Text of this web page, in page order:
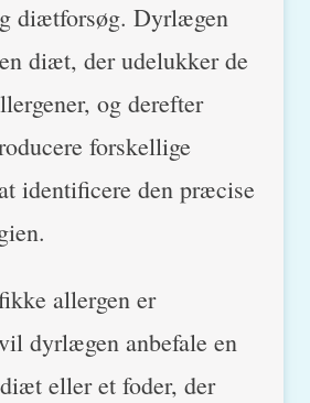
diætforsøg. Dyrlægen
diæt, der udelukker de
og derefter
forskellige
identificere den præcise
allergen er
dyrlægen anbefale en
eller et foder, der